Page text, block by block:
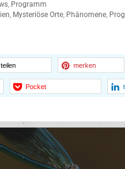
Programm
Mysteriöse Orte Phänomene
teilen merken
Pocket